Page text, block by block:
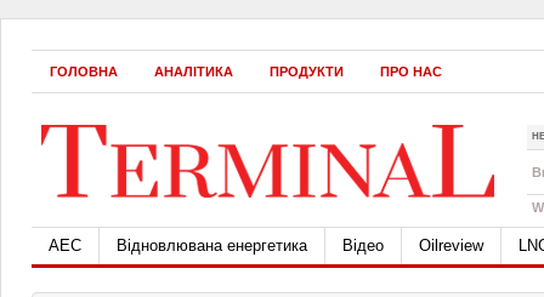
ГОЛОВНА АНАЛІТИКА ПРОДУКТИ ПРО НАС
АЕС Відновлювана енергетика Відео Oilreview